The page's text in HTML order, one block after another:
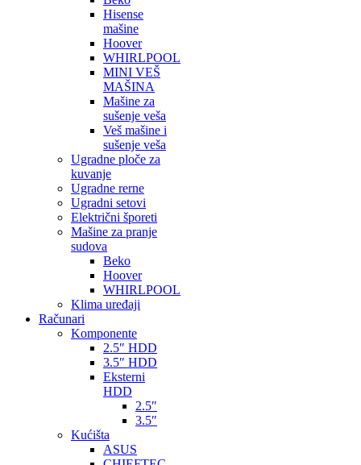
Hisense
mašine
Hoover
WHIRLPOOL
MINI VEŠ
MAŠINA
Mašine za
sušenje veša
Veš mašine i
sušenje veša
Ugradne ploče za
kuvanje
Ugradne rerne
Ugradni setovi
Električni šporeti
Mašine za pranje
sudova
Beko
Hoover
WHIRLPOOL
Klima uređaji
Računari
Komponente
2.5″ HDD
3.5″ HDD
Eksterni
HDD
2.5″
3.5″
Kućišta
ASUS